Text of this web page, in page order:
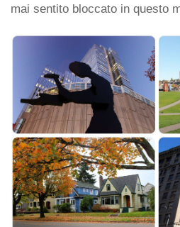
mai sentito bloccato in questo